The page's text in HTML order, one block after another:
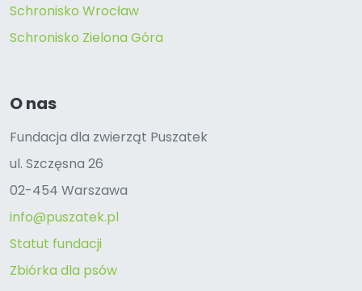
Schronisko Wrocław
Schronisko Zielona Góra
O nas
Fundacja dla zwierząt Puszatek
ul. Szczęsna 26
02-454 Warszawa
info@puszatek.pl
Statut fundacji
Zbiórka dla psów